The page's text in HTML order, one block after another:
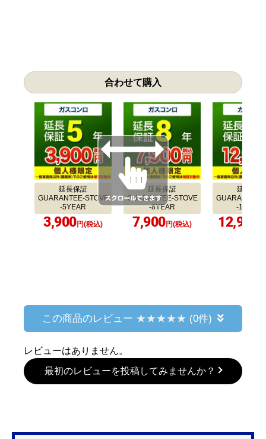
合わせて購入
延長保証
GUARANTEE-STOVE
-5YEAR
3,900円(税込)
延長保証
GUARANTEE-STOVE
-8YEAR
7,900円(税込)
延長保証
GUARANTEE-
-10YEAR
12,900
この商品のレビュー (0件)
レビューはありません。
最初のレビューを投稿してみませんか？